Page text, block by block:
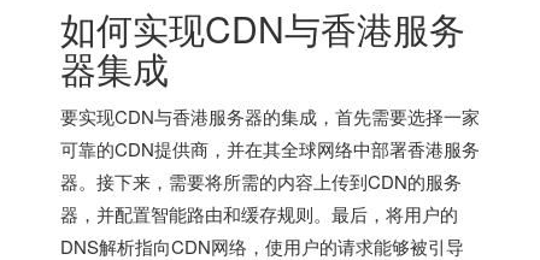
如何实现CDN与香港服务
器集成
要实现CDN与香港服务器的集成，首先需要选择一家
可靠的CDN提供商，并在其全球网络中部署香港服务
器。接下来，需要将所需的内容上传到CDN的服务
器，并配置智能路由和缓存规则。最后，将用户的
DNS解析指向CDN网络，使用户的请求能够被引导